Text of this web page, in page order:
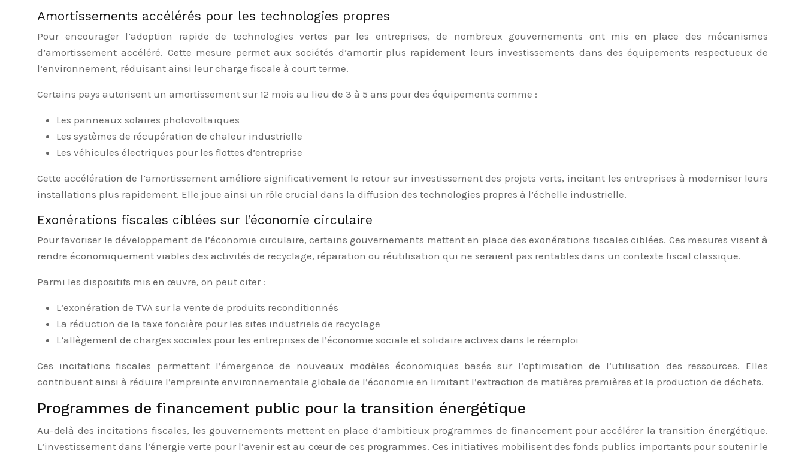
Amortissements accélérés pour les technologies propres
Pour encourager l’adoption rapide de technologies vertes par les entreprises, de nombreux gouvernements ont mis en place des mécanismes
d’amortissement accéléré. Cette mesure permet aux sociétés d’amortir plus rapidement leurs investissements dans des équipements respectueux de
l’environnement, réduisant ainsi leur charge fiscale à court terme.
Certains pays autorisent un amortissement sur 12 mois au lieu de 3 à 5 ans pour des équipements comme :
Les panneaux solaires photovoltaïques
Les systèmes de récupération de chaleur industrielle
Les véhicules électriques pour les flottes d’entreprise
Cette accélération de l’amortissement améliore significativement le retour sur investissement des projets verts, incitant les entreprises à moderniser leurs
installations plus rapidement. Elle joue ainsi un rôle crucial dans la diffusion des technologies propres à l’échelle industrielle.
Exonérations fiscales ciblées sur l’économie circulaire
Pour favoriser le développement de l’économie circulaire, certains gouvernements mettent en place des exonérations fiscales ciblées. Ces mesures visent à
rendre économiquement viables des activités de recyclage, réparation ou réutilisation qui ne seraient pas rentables dans un contexte fiscal classique.
Parmi les dispositifs mis en œuvre, on peut citer :
L’exonération de TVA sur la vente de produits reconditionnés
La réduction de la taxe foncière pour les sites industriels de recyclage
L’allègement de charges sociales pour les entreprises de l’économie sociale et solidaire actives dans le réemploi
Ces incitations fiscales permettent l’émergence de nouveaux modèles économiques basés sur l’optimisation de l’utilisation des ressources. Elles
contribuent ainsi à réduire l’empreinte environnementale globale de l’économie en limitant l’extraction de matières premières et la production de déchets.
Programmes de financement public pour la transition énergétique
Au-delà des incitations fiscales, les gouvernements mettent en place d’ambitieux programmes de financement pour accélérer la transition énergétique.
L’investissement dans l’énergie verte pour l’avenir est au cœur de ces programmes. Ces initiatives mobilisent des fonds publics importants pour soutenir le